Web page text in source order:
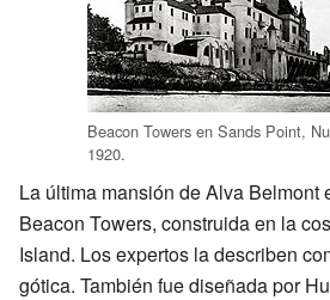
Beacon Towers en Sands Point,
1920.
La última mansión de Alva Belmont
Beacon Towers, construida en la
Island. Los expertos la describen
gótica. También fue diseñada por